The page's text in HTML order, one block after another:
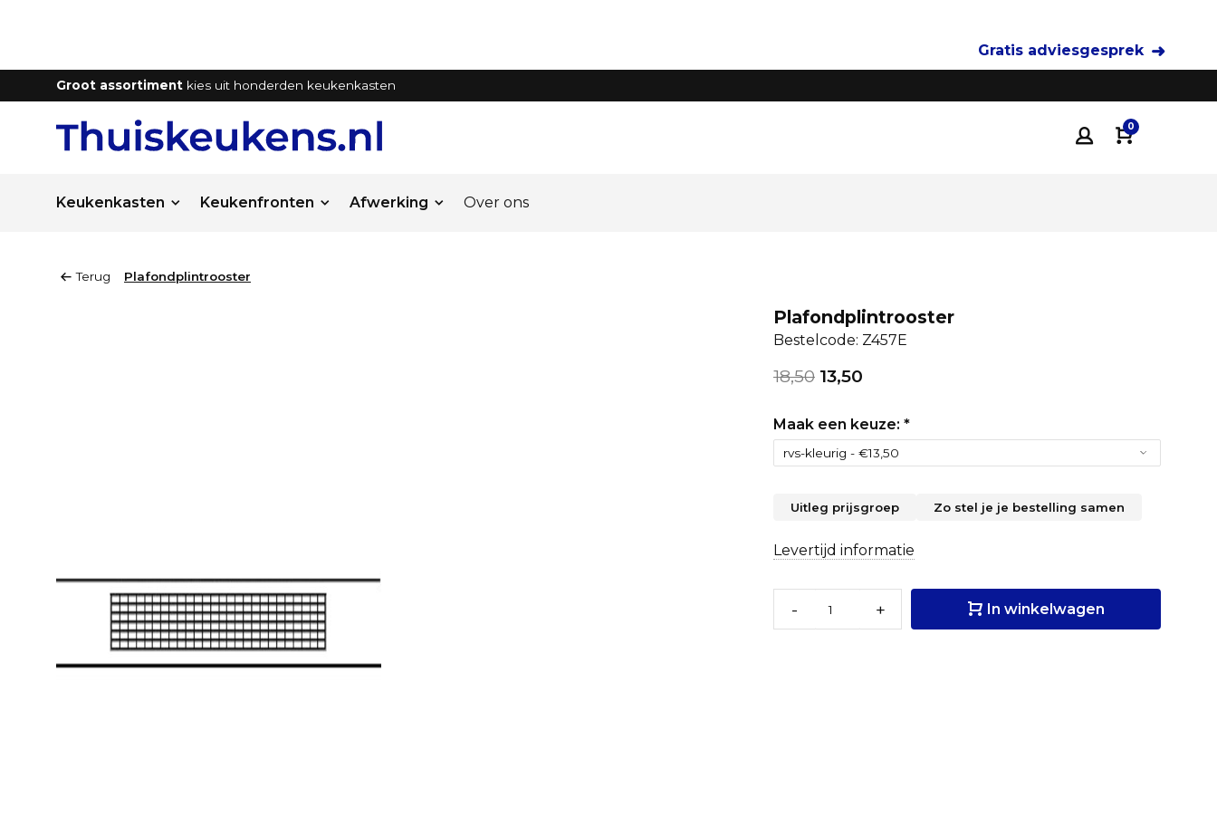
Gratis adviesgesprek
Groot assortiment kies uit honderden keukenkasten
0
Keukenkasten Keukenfronten Afwerking Over ons
Terug Plafondplintrooster
Plafondplintrooster
Bestelcode: Z457E
18,50 13,50
Maak een keuze: *
Uitleg prijsgroep Zo stel je je bestelling samen
Levertijd informatie
- + In winkelwagen